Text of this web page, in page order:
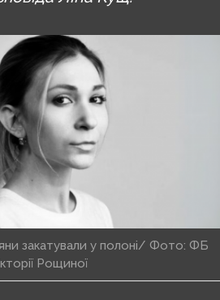
закатували у полоні/ Фото: ФБ
Рощиної